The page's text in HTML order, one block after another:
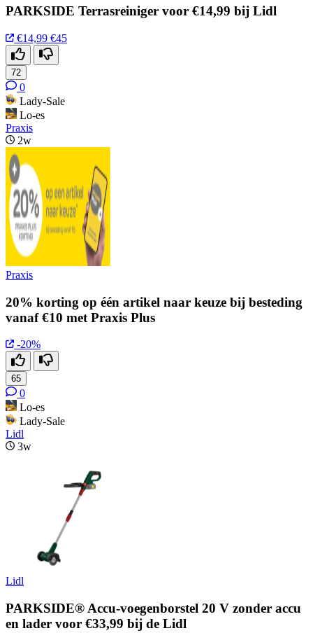
PARKSIDE Terrasreiniger voor €14,99 bij Lidl
€14,99 €45
72
0
Lady-Sale
Lo-es
Praxis
2w
Praxis
20% korting op één artikel naar keuze bij besteding
vanaf €10 met Praxis Plus
-20%
65
0
Lo-es
Lady-Sale
Lidl
3w
Lidl
PARKSIDE® Accu-voegenborstel 20 V zonder accu
en lader voor €33,99 bij de Lidl